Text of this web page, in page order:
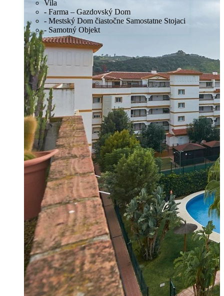
Vila
- Farma – Gazdovský Dom
- Mestský Dom čiastočne Samostatne Stojaci
- Samotný Objekt